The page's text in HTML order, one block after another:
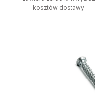
kosztów dostawy